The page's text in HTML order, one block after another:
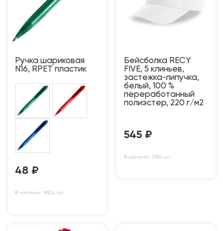
Ручка шариковая
N16, RPET пластик
48 ₽
В наличии: 18534 шт
Бейсболка RECY
FIVE, 5 клиньев,
застежка-липучка,
белый, 100 %
переработанный
полиэстер, 220 г/м2
545 ₽
В наличии: 3384 шт